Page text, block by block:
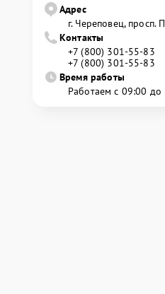
Адрес
г. Череповец, просп.
Контакты
+7 (800) 301-55-83
+7 (800) 301-55-83
Время работы
Работаем с 09:00 до